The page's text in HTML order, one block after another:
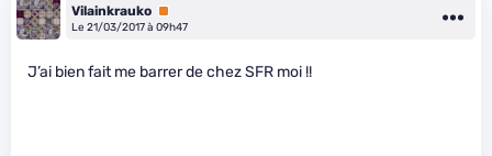
Vilainkrauko Premium
Le 21/03/2017 à 09h47
J’ai bien fait me barrer de chez SFR moi !!